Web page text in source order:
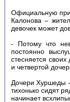
Официальную
Калонова –
девочек может
- Потому что
постоянно
стесняется
и четвертой
Дочери Хуршеды
тихонько сидят
начинает